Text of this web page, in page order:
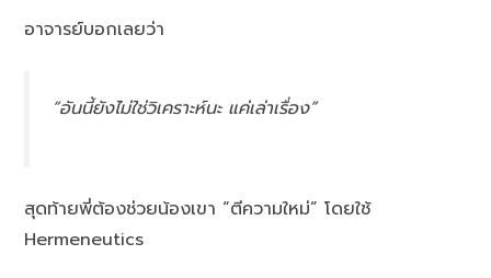
อาจารย์บอกเลยว่า
“อันนี้ยังไม่ใช่วิเคราะห์นะ แค่เล่าเรื่อง”
สุดท้ายพี่ต้องช่วยน้องเขา “ตีความใหม่” โดยใช้
Hermeneutics